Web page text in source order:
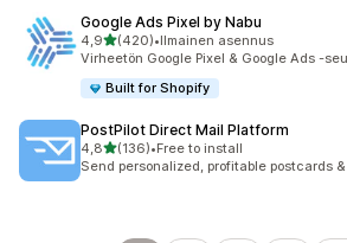
Google Ads Pixel by Nabu
4,9/ 5 tähteä
(420)
420 arvostelua yhteensä
•Ilmainen asennus
Virheetön Google Pixel & Google Ads -
Built for Shopify
PostPilot Direct Mail Platform
4,8/ 5 tähteä
(136)
136 arvostelua yhteensä
•Free to install
Send personalized, profitable postcards